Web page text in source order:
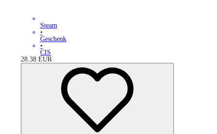
Steam
•
Geschenk
•
CIS
28.38 EUR